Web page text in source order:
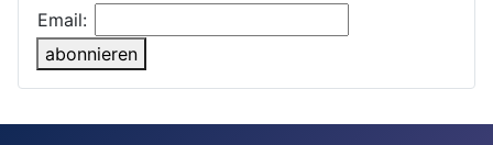
Email:
abonnieren